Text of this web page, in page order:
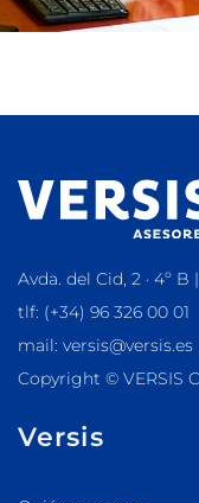
Avda. del Cid, 2 · 4º B
tlf: (+34) 96 326 00 01
mail: versis@versis.es
Copyright © VERSIS
Versis